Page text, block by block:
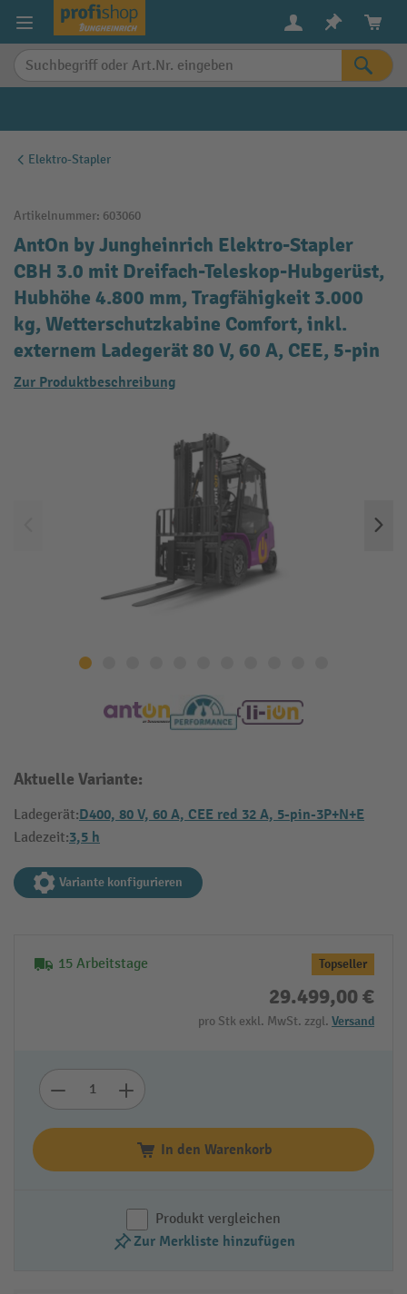
springen
Elektro-Stapler
Artikelnummer: 603060
AntOn by Jungheinrich Elektro-Stapler
CBH 3.0 mit Dreifach-Teleskop-Hubgerüst,
Hubhöhe 4.800 mm, Tragfähigkeit 3.000
kg, Wetterschutzkabine Comfort, inkl.
externem Ladegerät 80 V, 60 A, CEE, 5-pin
Zur Produktbeschreibung
Aktuelle Variante:
Ladegerät:D400, 80 V, 60 A, CEE red 32 A, 5-pin-3P+N+E
Ladezeit:3,5 h
Variante konfigurieren
15 Arbeitstage Topseller
29.499,00 €
pro Stk exkl. MwSt. zzgl. Versand
In den Warenkorb
Produkt vergleichen
Zur Merkliste hinzufügen